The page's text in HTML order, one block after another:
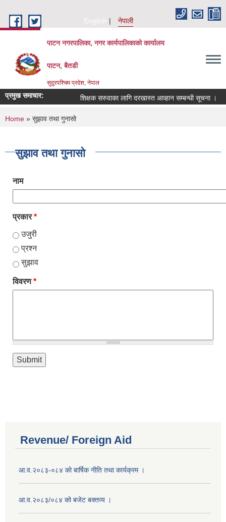
English
नेपाली
पाटन नगरपालिका, नगर कार्यपालिकाको कार्यालय
पाटन, बैतडी
सुदूरपश्चिम प्रदेश, नेपाल
प्रमुख समाचार: शिक्षक सरुवाका लागि दरखास्त आव्हान सम्बन्धी सूचना ।
You are here
Home » सुझाव तथा गुनासो
सुझाव तथा गुनासो
नाम
प्रकार*
उजुरी
प्रश्न
सुझाव
विवरण*
Revenue/ Foreign Aid
आ.व.२०८३-०८४ को बार्षिक नीति तथा कार्यक्रम ।
आ.व.२०८३/०८४ को बजेट बक्तव्य ।